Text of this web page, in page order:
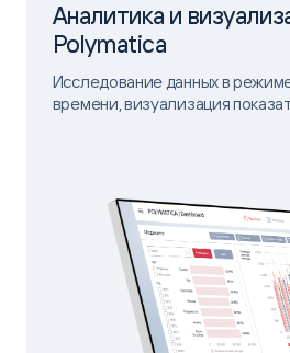
Аналитика и
Polymatica
Исследование данных в
времени, визуализация